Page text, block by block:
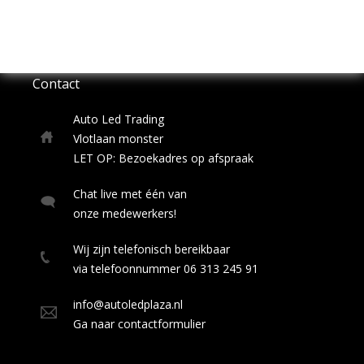
Contact
Auto Led Trading
Vlotlaan monster
LET OP: Bezoekadres op afspraak
Chat live met één van
onze medewerkers!
Wij zijn telefonisch bereikbaar
via telefoonnummer 06 313 245 91
info@autoledplaza.nl
Ga naar contactformulier